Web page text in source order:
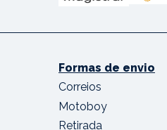
Formas de envio
Correios
Motoboy
Retirada